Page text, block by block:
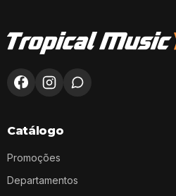
Catálogo
Promoções
Departamentos